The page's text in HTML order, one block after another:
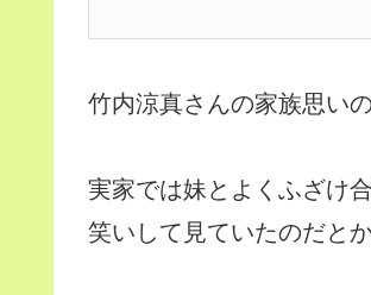
竹内涼真さんの家族思い
実家では妹とよくふざけ
笑いして見ていたのだとか